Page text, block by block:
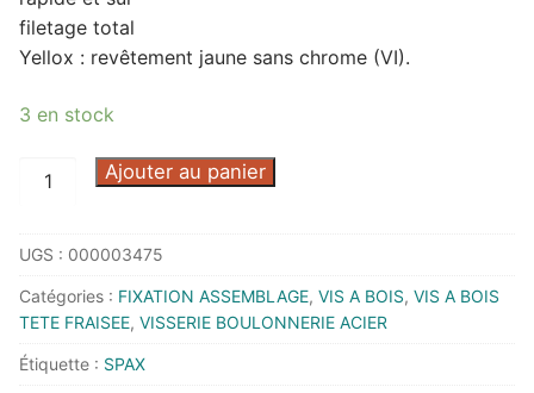
filetage total
Yellox : revêtement jaune sans chrome (VI).
3 en stock
quantité
SPAX
EMPREINTE
POZIDRIVE
TETE
FRAISEE
Ajouter au panier
UGS : 000003475
Catégories : FIXATION ASSEMBLAGE, VIS A BOIS, VIS A BOIS
TETE FRAISEE, VISSERIE BOULONNERIE ACIER
Étiquette : SPAX